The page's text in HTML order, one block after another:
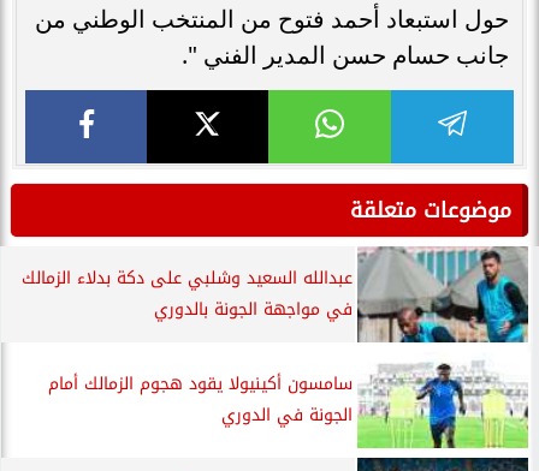
حول استبعاد أحمد فتوح من المنتخب الوطني من
جانب حسام حسن المدير الفني ".
موضوعات متعلقة
عبدالله السعيد وشلبي على دكة بدلاء الزمالك
في مواجهة الجونة بالدوري
سامسون أكينيولا يقود هجوم الزمالك أمام
الجونة في الدوري